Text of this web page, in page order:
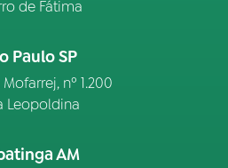
de Fátima
Paulo SP
nº 1.200
Leopoldina
AM